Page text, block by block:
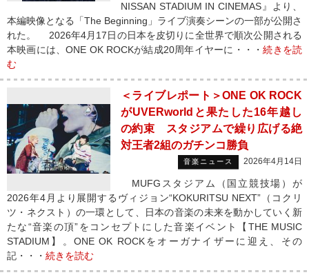
NISSAN STADIUM IN CINEMAS』より、
本編映像となる「The Beginning」ライブ演奏シーンの一部が公開さ
れた。 2026年4月17日の日本を皮切りに全世界で順次公開される
本映画には、ONE OK ROCKが結成20周年イヤーに・・・続きを読
む
＜ライブレポート＞ONE OK ROCK
がUVERworldと果たした16年越し
の約束 スタジアムで繰り広げる絶
対王者2組のガチンコ勝負
音楽ニュース 2026年4月14日
MUFGスタジアム（国立競技場）が
2026年4月より展開するヴィジョン“KOKURITSU NEXT”（コクリ
ツ・ネクスト）の一環として、日本の音楽の未来を動かしていく新
たな“音楽の頂”をコンセプトにした音楽イベント【THE MUSIC
STADIUM】。ONE OK ROCKをオーガナイザーに迎え、その
記・・・ 続きを読む